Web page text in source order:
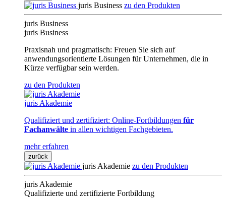
juris Business zu den Produkten
juris Business
juris Business
Praxisnah und pragmatisch: Freuen Sie sich auf
anwendungsorientierte Lösungen für Unternehmen, die in
Kürze verfügbar sein werden.
zu den Produkten
juris Akademie
Qualifiziert und zertifiziert: Online-Fortbildungen für
Fachanwälte in allen wichtigen Fachgebieten.
mehr erfahren
zurück
juris Akademie zu den Produkten
juris Akademie
Qualifizierte und zertifizierte Fortbildung